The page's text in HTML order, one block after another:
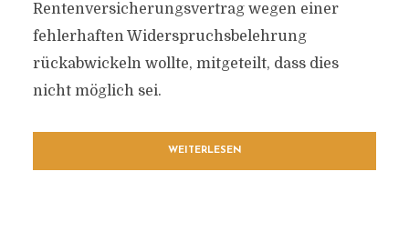
Rentenversicherungsvertrag wegen einer
fehlerhaften Widerspruchsbelehrung
rückabwickeln wollte, mitgeteilt, dass dies
nicht möglich sei.
WEITERLESEN